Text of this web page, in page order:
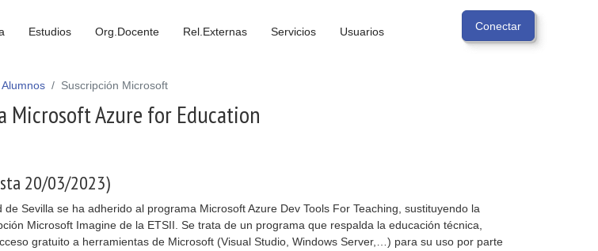
Estudios Org.Docente Rel.Externas Servicios Usuarios
Alumnos Suscripción Microsoft
Microsoft Azure for Education
20/03/2023)
de Sevilla se ha adherido al programa Microsoft Azure Dev Tools For Teaching, sustituyendo la
Microsoft Imagine de la ETSII. Se trata de un programa que respalda la educación técnica,
gratuito a herramientas de Microsoft (Visual Studio, Windows Server,…) para su uso por parte